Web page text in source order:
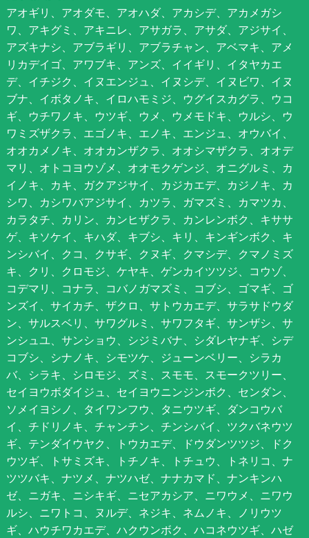
アオギリ、アオダモ、アオハダ、アカシデ、アカメガシ
ワ、アキグミ、アキニレ、アサガラ、アサダ、アジサイ、
アズキナシ、アブラギリ、アブラチャン、アベマキ、アメ
リカデイゴ、アワブキ、アンズ、イイギリ、イタヤカエ
デ、イチジク、イヌエンジュ、イヌシデ、イヌビワ、イヌ
ブナ、イボタノキ、イロハモミジ、ウグイスカグラ、ウコ
ギ、ウチワノキ、ウツギ、ウメ、ウメモドキ、ウルシ、ウ
ワミズザクラ、エゴノキ、エノキ、エンジュ、オウバイ、
オオカメノキ、オオカンザクラ、オオシマザクラ、オオデ
マリ、オトコヨウゾメ、オオモクゲンジ、オニグルミ、カ
イノキ、カキ、ガクアジサイ、カジカエデ、カジノキ、カ
シワ、カシワバアジサイ、カツラ、ガマズミ、カマツカ、
カラタチ、カリン、カンヒザクラ、カンレンボク、キササ
ゲ、キソケイ、キハダ、キブシ、キリ、キンギンボク、キ
ンシバイ、クコ、クサギ、クヌギ、クマシデ、クマノミズ
キ、クリ、クロモジ、ケヤキ、ゲンカイツツジ、コウゾ、
コデマリ、コナラ、コバノガマズミ、コブシ、ゴマギ、ゴ
ンズイ、サイカチ、ザクロ、サトウカエデ、サラサドウダ
ン、サルスベリ、サワグルミ、サワフタギ、サンザシ、サ
ンシュユ、サンショウ、シジミバナ、シダレヤナギ、シデ
コブシ、シナノキ、シモツケ、ジューンベリー、シラカ
バ、シラキ、シロモジ、ズミ、スモモ、スモークツリー、
セイヨウボダイジュ、セイヨウニンジンボク、センダン、
ソメイヨシノ、タイワンフウ、タニウツギ、ダンコウバ
イ、チドリノキ、チャンチン、チンシバイ、ツクバネウツ
ギ、テンダイウヤク、トウカエデ、ドウダンツツジ、ドク
ウツギ、トサミズキ、トチノキ、トチュウ、トネリコ、ナ
ツツバキ、ナツメ、ナツハゼ、ナナカマド、ナンキンハ
ゼ、ニガキ、ニシキギ、ニセアカシア、ニワウメ、ニワウ
ルシ、ニワトコ、ヌルデ、ネジキ、ネムノキ、ノリウツ
ギ、ハウチワカエデ、ハクウンボク、ハコネウツギ、ハゼ